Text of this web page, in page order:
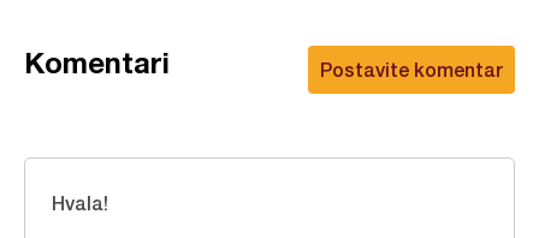
Postavite komentar
Komentari
Hvala!